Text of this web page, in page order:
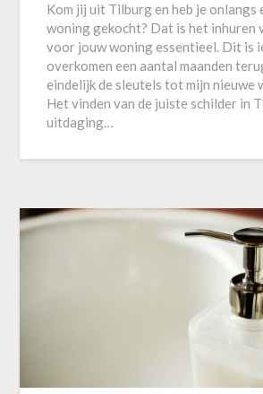
Kom jij uit Tilburg en heb je onlangs
woning gekocht? Dat is het inhuren
voor jouw woning essentieel. Dit is
overkomen een aantal maanden
eindelijk de sleutels tot mijn nieuwe
Het vinden van de juiste schilder in
uitdaging…